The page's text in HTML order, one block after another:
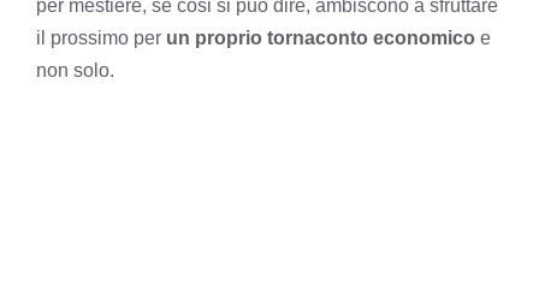
per mestiere, se cosi si può dire, ambiscono a sfruttare
il prossimo per un proprio tornaconto economico e
non solo.